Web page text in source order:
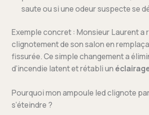
saute ou si une odeur suspecte se
Exemple concret : Monsieur Laurent a
clignotement de son salon en
fissurée. Ce simple changement a
d’incendie latent et rétabli un
Pourquoi mon ampoule led clignote
s’éteindre ?